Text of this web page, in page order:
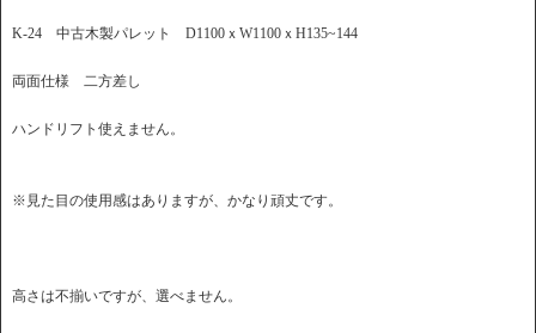
K-24 中古木製パレット D1100ｘW1100ｘH135~144
両面仕様 二方差し
ハンドリフト使えません。
※見た目の使用感はありますが、かなり頑丈です。
高さは不揃いですが、選べません。